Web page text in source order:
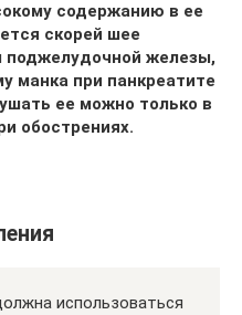
содержанию в ее
скорей шее
поджелудочной железы,
манка при панкреатите
ее можно только в
обострениях.
использоваться